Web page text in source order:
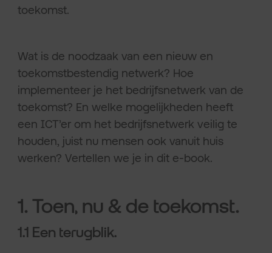
toekomst.
Wat is de noodzaak van een nieuw en
toekomstbestendig netwerk? Hoe
implementeer je het bedrijfsnetwerk van de
toekomst? En welke mogelijkheden heeft
een ICT’er om het bedrijfsnetwerk veilig te
houden, juist nu mensen ook vanuit huis
werken? Vertellen we je in dit e-book.
1. Toen, nu & de toekomst.
1.1 Een terugblik.